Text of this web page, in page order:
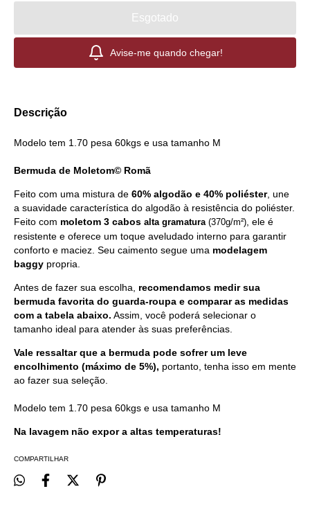
Avise-me quando chegar!
Descrição
Modelo tem 1.70 pesa 60kgs e usa tamanho M
Bermuda de Moletom© Romã
Feito com uma mistura de 60% algodão e 40% poliéster, une
a suavidade característica do algodão à resistência do poliéster.
Feito com moletom 3 cabos alta gramatura(370g/m²), ele é
resistente e oferece um toque aveludado interno para garantir
conforto e maciez. Seu caimento segue uma modelagem
baggy propria.
Antes de fazer sua escolha, recomendamos medir sua
bermuda favorita do guarda-roupa e comparar as medidas
com a tabela abaixo. Assim, você poderá selecionar o
tamanho ideal para atender às suas preferências.
Vale ressaltar que a bermuda pode sofrer um leve
encolhimento (máximo de 5%), portanto, tenha isso em mente
ao fazer sua seleção.
Modelo tem 1.70 pesa 60kgs e usa tamanho M
Na lavagem não expor a altas temperaturas!
COMPARTILHAR